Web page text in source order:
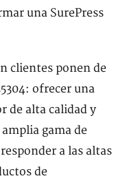
una SurePress
clientes ponen de
ofrecer una
de alta calidad y
gama de
a las altas
de